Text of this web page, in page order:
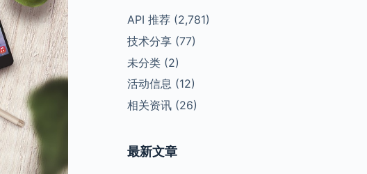
API 推荐(2,781)
技术分享(77)
未分类(2)
活动信息 (12)
相关资讯(26)
最新文章